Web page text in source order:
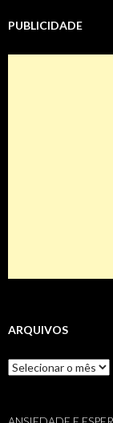
PUBLICIDADE
ARQUIVOS
Arquivos